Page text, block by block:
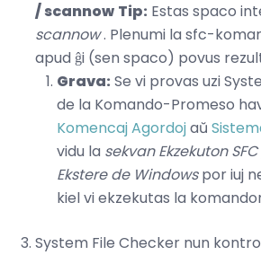
/ scannow Tip: Estas spaco
scannow. Plenumi la sfc-
apud ĝi (sen spaco) povus
Grava: Se vi provas uzi
de la Komando-Promeso
Komencaj Agordojaŭ
vidu la sekvan Ekzekuton
Ekstere de Windowspor iuj
kiel vi ekzekutas la
System File Checker nun